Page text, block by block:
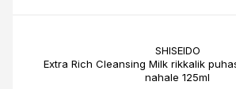
SHISEIDO
Extra Rich Cleansing Milk rikkalik
nahale 125ml